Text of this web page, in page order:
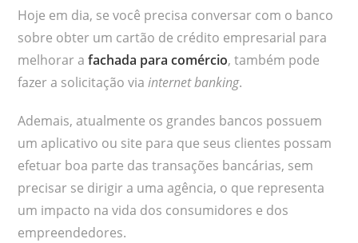
Hoje em dia, se você precisa conversar com o banco
sobre obter um cartão de crédito empresarial para
melhorar afachada para comércio, também pode
fazer a solicitação viainternet banking.
Ademais, atualmente os grandes bancos possuem
um aplicativo ou site para que seus clientes possam
efetuar boa parte das transações bancárias, sem
precisar se dirigir a uma agência, o que representa
um impacto na vida dos consumidores e dos
empreendedores.